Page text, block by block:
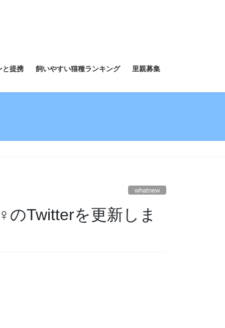
と提携 飼いやすい猫種ランキング 里親募集
whatnew
Twitterを更新しま